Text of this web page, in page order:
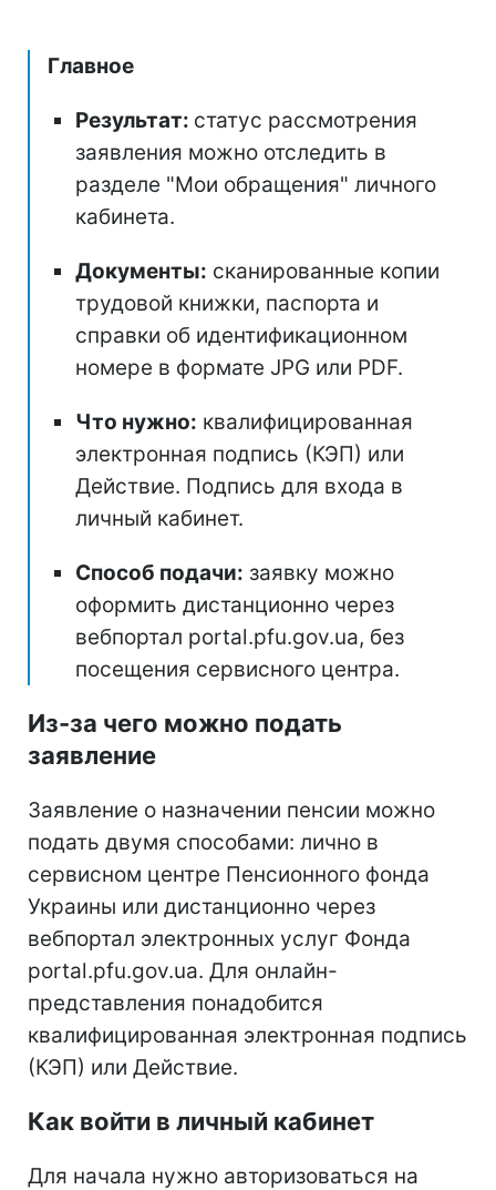
Главное
Результат: статус рассмотрения
заявления можно отследить в
разделе "Мои обращения" личного
кабинета.
Документы: сканированные копии
трудовой книжки, паспорта и
справки об идентификационном
номере в формате JPG или PDF.
Что нужно: квалифицированная
электронная подпись (КЭП) или
Действие. Подпись для входа в
личный кабинет.
Способ подачи: заявку можно
оформить дистанционно через
вебпортал portal.pfu.gov.ua, без
посещения сервисного центра.
Из-за чего можно подать
заявление
Заявление о назначении пенсии можно
подать двумя способами: лично в
сервисном центре Пенсионного фонда
Украины или дистанционно через
вебпортал электронных услуг Фонда
portal.pfu.gov.ua. Для онлайн-
представления понадобится
квалифицированная электронная подпись
(КЭП) или Действие.
Как войти в личный кабинет
Для начала нужно авторизоваться на